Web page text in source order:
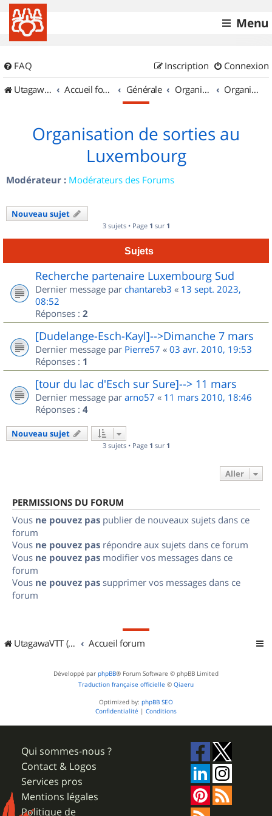
Menu
FAQ Connexion
Inscription
UtagawaVTT (Randos VTT et VTTAE avec traces GPS)
Accueil forum Générale Organisation de sorties & Recherche de partenaires Organisation de sorties au Luxembourg
Organisation de sorties au
Luxembourg
Modérateur : Modérateurs des Forums
Nouveau sujet
3 sujets • Page 1 sur 1
Sujets
Recherche partenaire Luxembourg Sud
Dernier message par chantareb3 « 13 sept. 2023,
08:52
Réponses : 2
[Dudelange-Esch-Kayl]-->Dimanche 7 mars
Dernier message par Pierre57 « 03 avr. 2010, 19:53
Réponses : 1
[tour du lac d'Esch sur Sure]--> 11 mars
Dernier message par arno57 « 11 mars 2010, 18:46
Réponses : 4
Nouveau sujet
3 sujets • Page 1 sur 1
Aller
PERMISSIONS DU FORUM
Vous ne pouvez pas publier de nouveaux sujets dans ce
forum
Vous ne pouvez pas répondre aux sujets dans ce forum
Vous ne pouvez pas modifier vos messages dans ce
forum
Vous ne pouvez pas supprimer vos messages dans ce
forum
UtagawaVTT (Randos VTT et VTTAE avec traces GPS) Accueil forum
Développé par phpBB® Forum Software © phpBB Limited
Traduction française officielle © Qiaeru
Optimized by: phpBB SEO
Confidentialité | Conditions
Qui sommes-nous ?
Contact & Logos
Services pros
Mentions légales
Politique de